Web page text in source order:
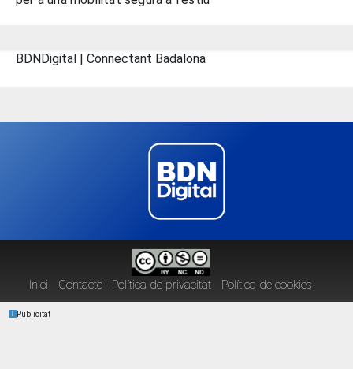
BDNDigital | Connectant Badalona
Inici Contacte Política de privacitat Política de cookies
Publicitat